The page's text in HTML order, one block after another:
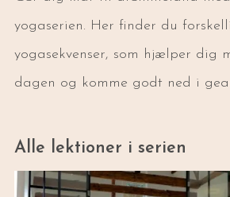
yogaserien. Her finder du
yogasekvenser, som hjælper dig
dagen og komme godt ned i
Alle lektioner i serien